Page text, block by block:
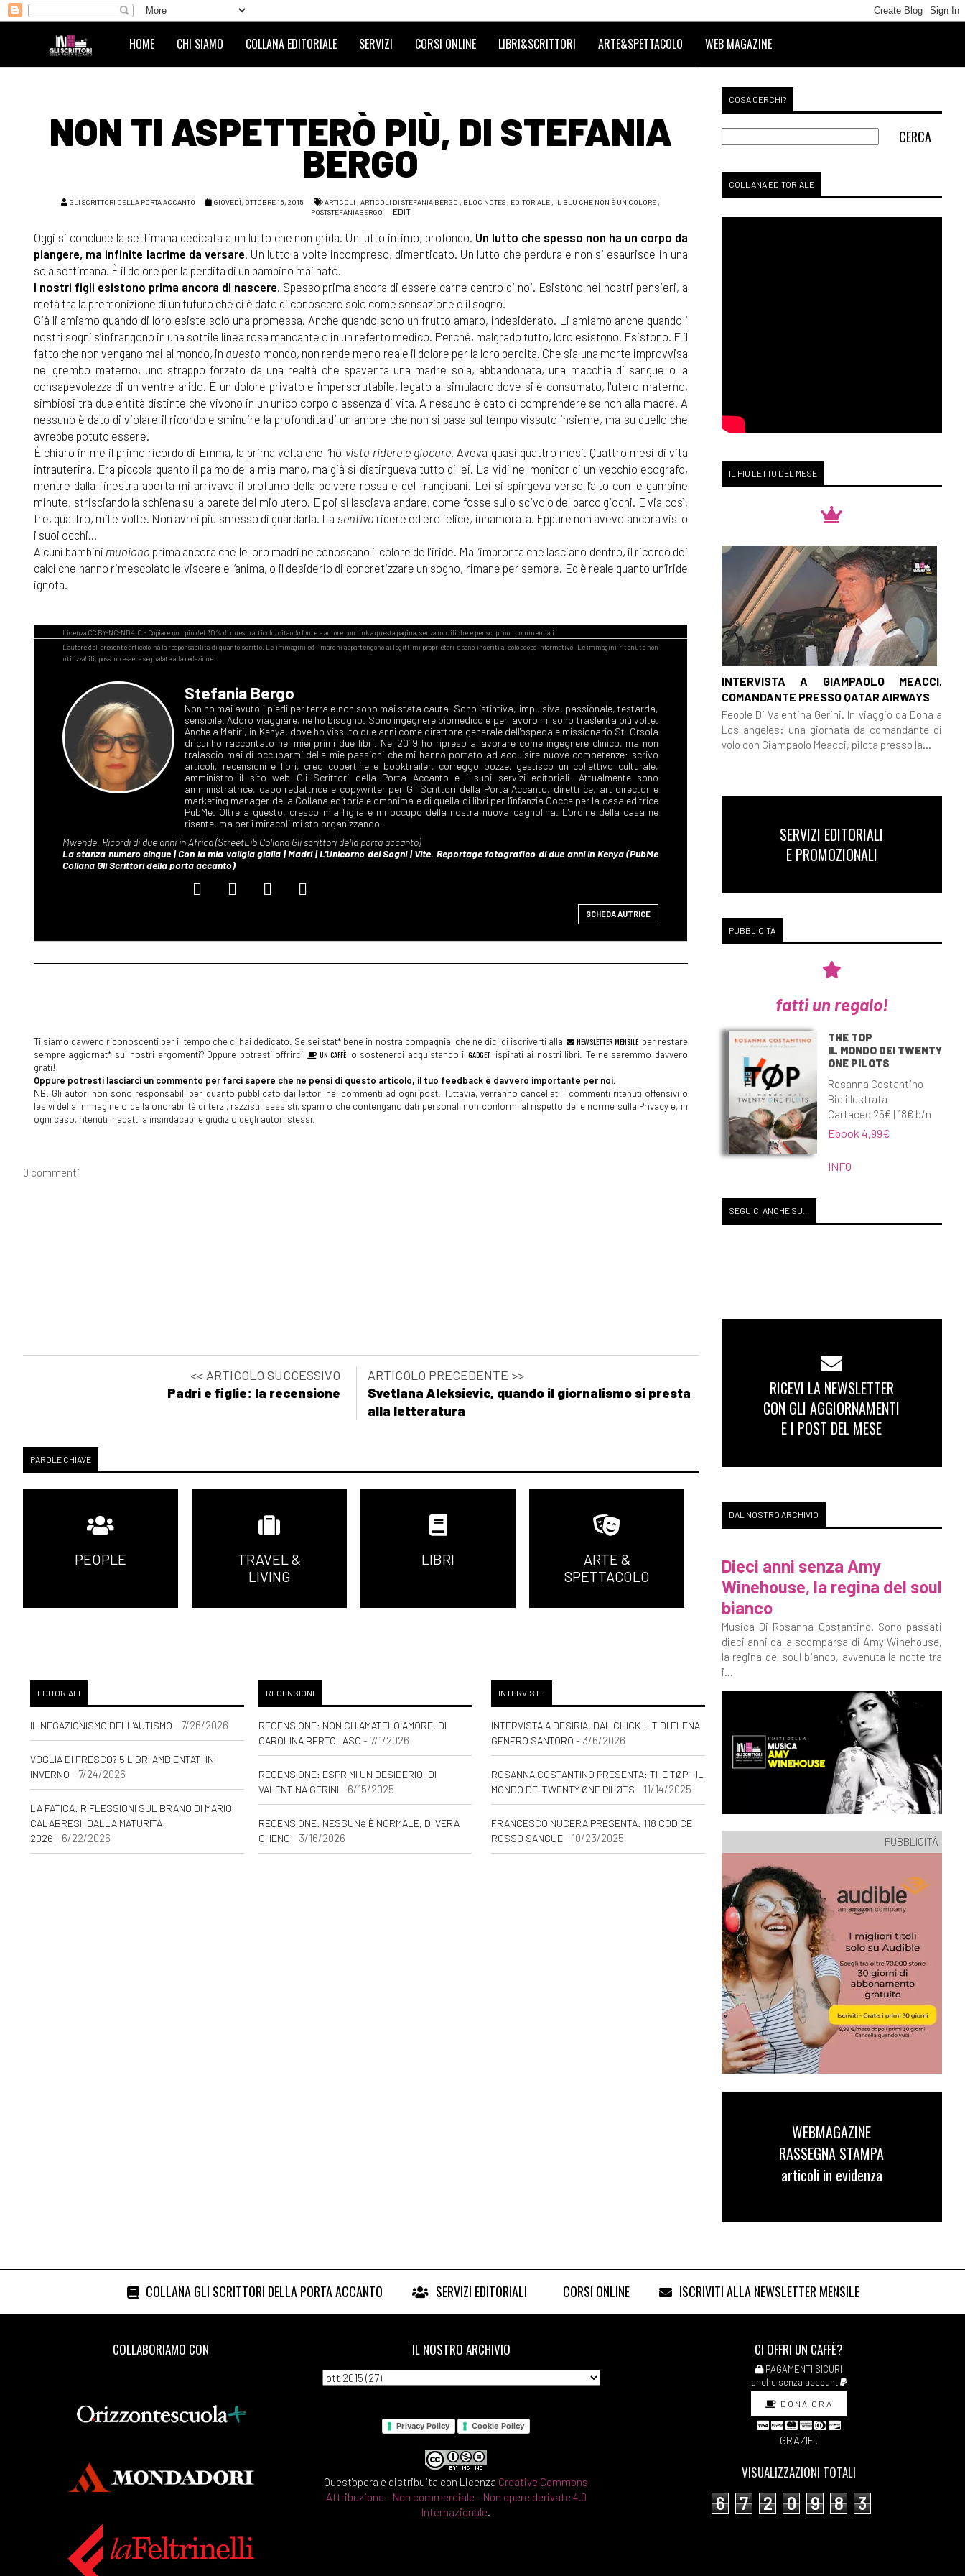
HOME CHI SIAMO COLLANA EDITORIALE SERVIZI CORSI ONLINE LIBRI&SCRITTORI ARTE&SPETTACOLO WEB MAGAZINE
NON TI ASPETTERÒ PIÙ, DI STEFANIA
BERGO
GLI SCRITTORI DELLA PORTA ACCANTO GIOVEDÌ, OTTOBRE 15, 2015 ARTICOLI ,ARTICOLI DI STEFANIA BERGO , BLOC NOTES , EDITORIALE , IL BLU CHE NON È UN COLORE ,
POSTSTEFANIABERGO
EDIT
Oggi si conclude la settimana dedicata a un lutto che non grida. Un lutto intimo, profondo. Un lutto che spesso non ha un corpo da
piangere, ma infinite lacrime da versare. Un lutto a volte incompreso, dimenticato. Un lutto che perdura e non si esaurisce in una
sola settimana. È il dolore per la perdita di un bambino mai nato.
I nostri figli esistono prima ancora di nascere. Spesso prima ancora di essere carne dentro di noi. Esistono nei nostri pensieri, a
metà tra la premonizione di un futuro che ci è dato di conoscere solo come sensazione e il sogno.
Già li amiamo quando di loro esiste solo una promessa. Anche quando sono un frutto amaro, indesiderato. Li amiamo anche quando i
nostri sogni s’infrangono in una sottile linea rosa mancante o in un referto medico. Perché, malgrado tutto, loro esistono. Esistono. E il
fatto che non vengano mai al mondo, in questo mondo, non rende meno reale il dolore per la loro perdita. Che sia una morte improvvisa
nel grembo materno, uno strappo forzato da una realtà che spaventa una madre sola, abbandonata, una macchia di sangue o la
consapevolezza di un ventre arido. È un dolore privato e imperscrutabile, legato al simulacro dove si è consumato, l'utero materno,
simbiosi tra due entità distinte che vivono in un unico corpo o assenza di vita. A nessuno è dato di comprendere se non alla madre. A
nessuno è dato di violare il ricordo e sminuire la profondità di un amore che non si basa sul tempo vissuto insieme, ma su quello che
avrebbe potuto essere.
È chiaro in me il primo ricordo di Emma, la prima volta che l’ho vista ridere e giocare. Aveva quasi quattro mesi. Quattro mesi di vita
intrauterina. Era piccola quanto il palmo della mia mano, ma già si distingueva tutto di lei. La vidi nel monitor di un vecchio ecografo,
mentre dalla finestra aperta mi arrivava il profumo della polvere rossa e del frangipani. Lei si spingeva verso l’alto con le gambine
minute, strisciando la schiena sulla parete del mio utero. E poi si lasciava andare, come fosse sullo scivolo del parco giochi. E via così,
tre, quattro, mille volte. Non avrei più smesso di guardarla. La sentivo ridere ed ero felice, innamorata. Eppure non avevo ancora visto
i suoi occhi...
Alcuni bambini muoiono prima ancora che le loro madri ne conoscano il colore dell'iride. Ma l’impronta che lasciano dentro, il ricordo dei
calci che hanno rimescolato le viscere e l’anima, o il desiderio di concretizzare un sogno, rimane per sempre. Ed è reale quanto un’iride
ignota.
Stefania Bergo
SCHEDA AUTRICE
Ti siamo davvero riconoscenti per il tempo che ci hai dedicato. Se sei stat* bene in nostra compagnia, che ne dici di iscriverti alla NEWSLETTER MENSILE per restare
sempre aggiornat* sui nostri argomenti? Oppure potresti offrirci
UN CAFFÈ o sostenerci acquistando i GADGET ispirati ai nostri libri. Te ne saremmo davvero
grati!
Oppure potresti lasciarci un commento per farci sapere che ne pensi di questo articolo, il tuo feedback è davvero importante per noi.
NB: Gli autori non sono responsabili per quanto pubblicato dai lettori nei commenti ad ogni post. Tuttavia, verranno cancellati i commenti ritenuti offensivi o
lesivi della immagine o della onorabilità di terzi, razzisti, sessisti, spam o che contengano dati personali non conformi al rispetto delle norme sulla Privacy e, in
ogni caso, ritenuti inadatti a insindacabile giudizio degli autori stessi.
0 commenti
<< ARTICOLO SUCCESSIVO
Padri e figlie: la recensione
ARTICOLO PRECEDENTE >>
Svetlana Aleksievic, quando il giornalismo si presta
alla letteratura
PAROLE CHIAVE
PEOPLE
TRAVEL &
LIVING
LIBRI
ARTE &
SPETTACOLO
EDITORIALI
IL NEGAZIONISMO DELL'AUTISMO - 7/26/2026
VOGLIA DI FRESCO? 5 LIBRI AMBIENTATI IN
INVERNO - 7/24/2026
LA FATICA: RIFLESSIONI SUL BRANO DI MARIO
CALABRESI, DALLA MATURITÀ
2026 - 6/22/2026
RECENSIONI
RECENSIONE: NON CHIAMATELO AMORE, DI
CAROLINA BERTOLASO - 7/1/2026
RECENSIONE: ESPRIMI UN DESIDERIO, DI
VALENTINA GERINI - 6/15/2025
RECENSIONE: NESSUNƏ È NORMALE, DI VERA
GHENO - 3/16/2026
INTERVISTE
INTERVISTA A DESIRIA, DAL CHICK-LIT DI ELENA
GENERO SANTORO - 3/6/2026
ROSANNA COSTANTINO PRESENTA: THE TØP - IL
MONDO DEI TWENTY ØNE PILØTS - 11/14/2025
FRANCESCO NUCERA PRESENTA: 118 CODICE
ROSSO SANGUE- 10/23/2025
COSA CERCHI?
COLLANA EDITORIALE
IL PIÙ LETTO DEL MESE
INTERVISTA A GIAMPAOLO MEACCI,
COMANDANTE PRESSO QATAR AIRWAYS
People Di Valentina Gerini. In viaggio da Doha a
Los angeles: una giornata da comandante di
volo con Giampaolo Meacci, pilota presso la...
SERVIZI EDITORIALI
E PROMOZIONALI
PUBBLICITÀ
fatti un regalo!
THE TOP
IL MONDO DEI TWENTY
ONE PILOTS
Rosanna Costantino
Bio illustrata
Cartaceo 25€ | 18€ b/n
Ebook 4,99€
INFO
SEGUICI ANCHE SU...
RICEVI LA NEWSLETTER
CON GLI AGGIORNAMENTI
E I POST DEL MESE
DAL NOSTRO ARCHIVIO
Dieci anni senza Amy
Winehouse, la regina del soul
bianco
Musica Di Rosanna Costantino. Sono passati
dieci anni dalla scomparsa di Amy Winehouse,
la regina del soul bianco, avvenuta la notte tra
i...
PUBBLICITÀ
WEBMAGAZINE
RASSEGNA STAMPA
articoli in evidenza
COLLANA GLI SCRITTORI DELLA PORTA ACCANTO SERVIZI EDITORIALI CORSI ONLINE ISCRIVITI ALLA NEWSLETTER MENSILE
COLLABORIAMO CON IL NOSTRO ARCHIVIO
Privacy Policy Cookie Policy
Quest'opera è distribuita con Licenza Creative Commons
Attribuzione - Non commerciale - Non opere derivate 4.0
Internazionale.
CI OFFRI UN CAFFÈ?
PAGAMENTI SICURI
anche senza account
DONA ORA
GRAZIE!
VISUALIZZAZIONI TOTALI
6 7 2 0 9 8 3